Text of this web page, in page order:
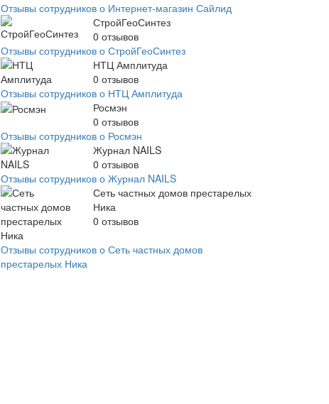
Отзывы сотрудников о Интернет-магазин Сайлид
СтройГеоСинтез
0 отзывов
Отзывы сотрудников о СтройГеоСинтез
НТЦ Амплитуда
0 отзывов
Отзывы сотрудников о НТЦ Амплитуда
Росмэн
0 отзывов
Отзывы сотрудников о Росмэн
Журнал NAILS
0 отзывов
Отзывы сотрудников о Журнал NAILS
Сеть частных домов престарелых
Ника
0 отзывов
Отзывы сотрудников о Сеть частных домов
престарелых Ника